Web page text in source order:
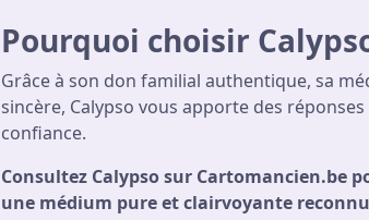
Pourquoi choisir
Grâce à son don familial authentique, sa
sincère, Calypso vous apporte des
confiance.
Consultez Calypso sur Cartomancien.be
une médium pure et clairvoyante